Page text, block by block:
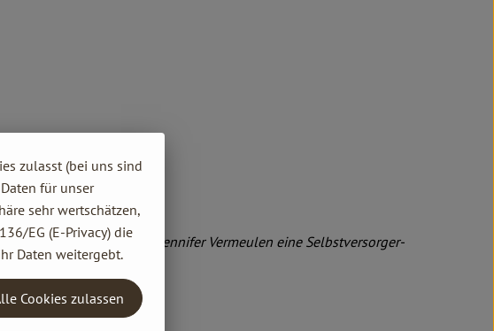
Joseph Wilhelm und Jennifer Vermeulen eine Selbstversorger-
Mitarbeitern entwickelt.
zulasst (bei uns sind
für unser
sehr wertschätzen,
EG (E-Privacy) die
Daten weitergebt.
Cookies zulassen